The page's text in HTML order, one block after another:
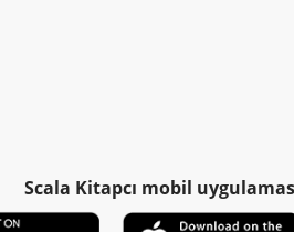
Scala Kitapcı mobil